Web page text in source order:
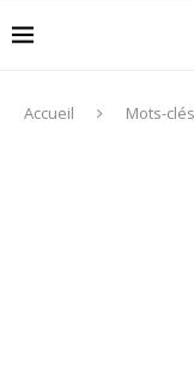
Accueil Mots-clés